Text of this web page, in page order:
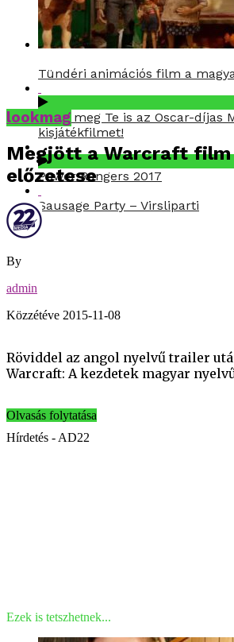
Tündéri animációs film a
Nézd meg Te is az Oscar-díjas
kisjátékfilmet!
Power Rangers 2017
Sausage Party – Virsliparti
lookmag
Megjött a Warcraft film
előzetese
By
admin
Közzétéve 2015-11-08
Röviddel az angol nyelvű trailer
Warcraft: A kezdetek magyar
Olvasás folytatása
Hírdetés - AD22
Ezek is tetszhetnek...